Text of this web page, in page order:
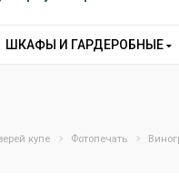
ШКАФЫ И ГАРДЕРОБНЫЕ
купе Фотопечать